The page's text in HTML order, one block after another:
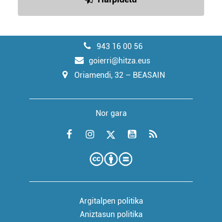
943 16 00 56
goierri@hitza.eus
Oriamendi, 32 – BEASAIN
Nor gara
Argitalpen politika
Aniztasun politika